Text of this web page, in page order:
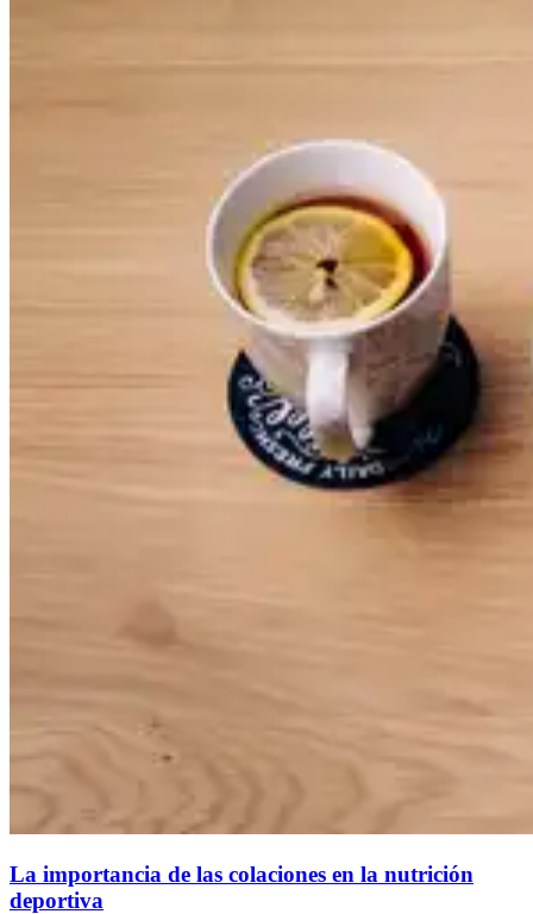
La importancia de las colaciones en la nutrición
deportiva